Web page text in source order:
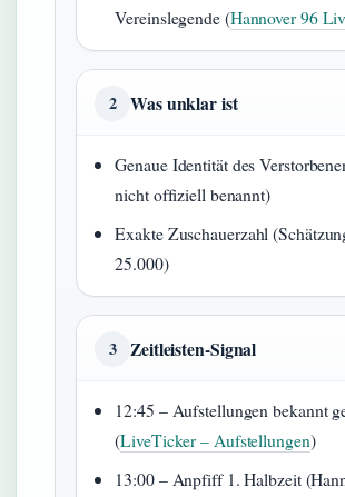
Vereinslegende (Hannover 96
2 Was unklar ist
Genaue Identität des
nicht offiziell benannt)
Exakte Zuschauerzahl
25.000)
3 Zeitleisten-Signal
12:45 – Aufstellungen bekannt
(LiveTicker – Aufstellungen)
13:00 – Anpfiff 1. Halbzeit